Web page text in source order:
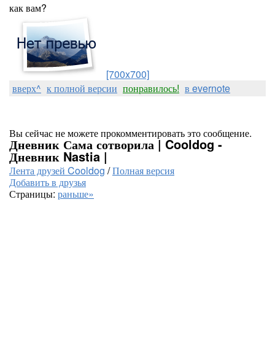
как вам?
[700x700]
вверх^ к полной версии понравилось! в evernote
Вы сейчас не можете прокомментировать это сообщение.
Дневник Сама сотворила | Cooldog -
Дневник Nastia |
Лента друзей Cooldog /Полная версия
Добавить в друзья
Страницы: раньше»